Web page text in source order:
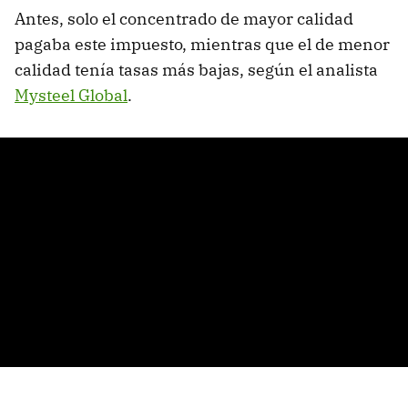
Antes, solo el concentrado de mayor calidad
pagaba este impuesto, mientras que el de menor
calidad tenía tasas más bajas, según el analista
Mysteel Global.